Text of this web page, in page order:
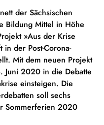
der Sächsischen
Bildung Mittel in Höhe
»Aus der Krise
der Post-Corona-
Mit dem neuen Projekt
Juni 2020 in die Debatte
einsteigen. Die
soll sechs
Sommerferien 2020